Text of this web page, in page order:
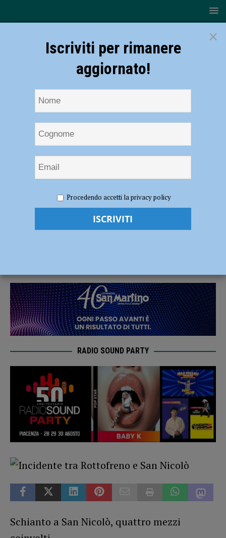
San Nicolò, quattro mezzi coinvolti
Schianto a San Nicolò, quattro mezzi
RADIO SOUND PARTY
Schianto a San Nicolò, quattro mezzi
×
Iscriviti per rimanere
aggiornato!
Procedendo accetti la privacy policy